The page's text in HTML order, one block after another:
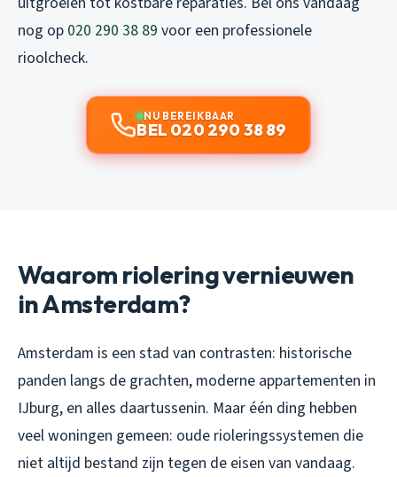
nog op 020 290 38 89 voor een professionele
rioolcheck.
NU BEREIKBAAR
BEL 020 290 38 89
Waarom riolering vernieuwen
in Amsterdam?
Amsterdam is een stad van contrasten: historische
panden langs de grachten, moderne appartementen in
IJburg, en alles daartussenin. Maar één ding hebben
veel woningen gemeen: oude rioleringssystemen die
niet altijd bestand zijn tegen de eisen van vandaag.